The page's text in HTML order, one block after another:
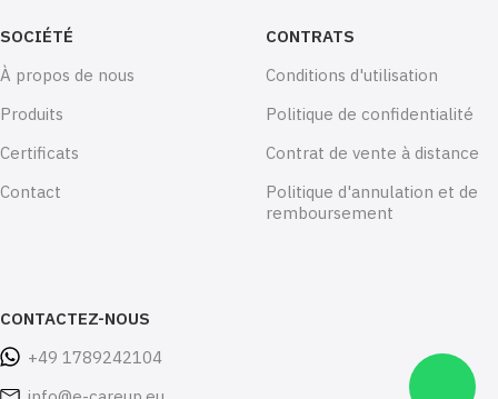
SOCIÉTÉ
À propos de nous
Produits
Certificats
Contact
CONTRATS
Conditions d'utilisation
Politique de confidentialité
Contrat de vente à distance
Politique d'annulation et de
remboursement
CONTACTEZ-NOUS
+49 1789242104